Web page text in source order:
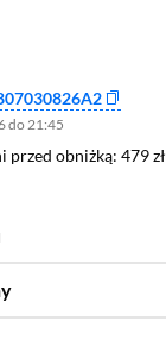
do 21:45
przed obniżką: 479 zł
przed obniżką: 479 zł